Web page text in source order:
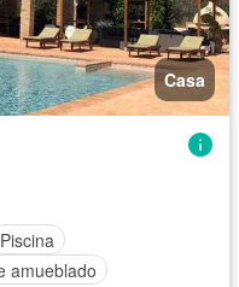
Casa
Piscina
amueblado